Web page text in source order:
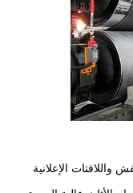
الإعلانية